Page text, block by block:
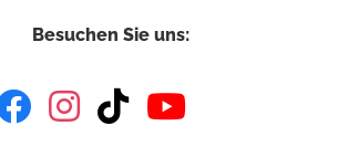
Besuchen Sie uns: